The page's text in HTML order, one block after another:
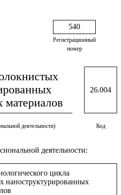
540
Регистрационный
номер
26.004
деятельности) Код
деятельности:
цикла
наноструктурированных